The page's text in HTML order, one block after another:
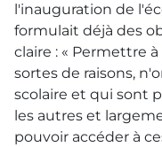
l'inauguration de
formulait déjà des
claire : « Permettre
sortes de raisons,
scolaire et qui sont
les autres et
pouvoir accéder à